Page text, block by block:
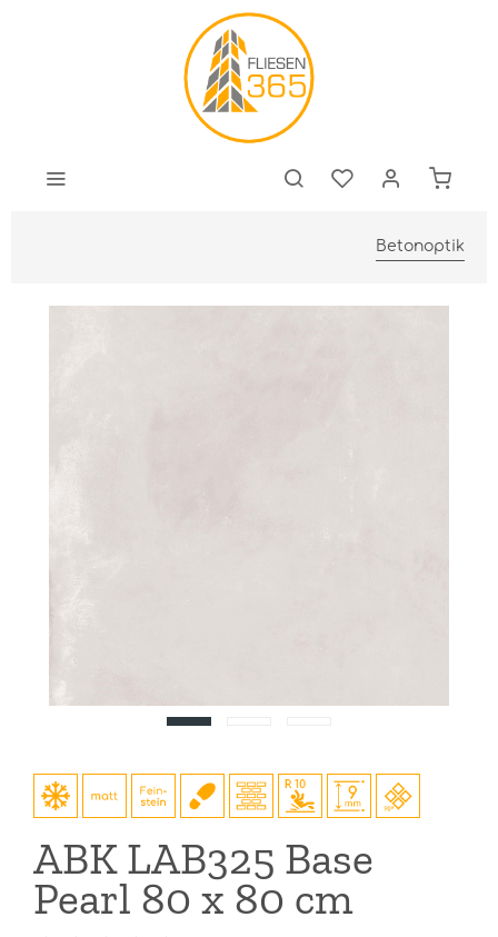
Betonoptik
ABK LAB325 Base
Pearl 80 x 80 cm